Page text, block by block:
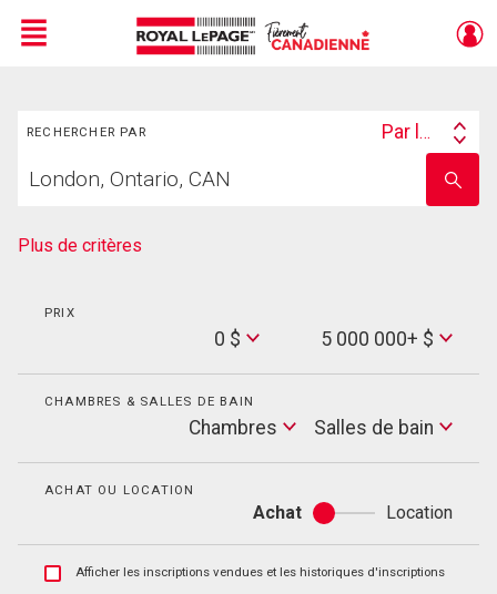
Menu
RECHERCHER PAR
Search
Par lieu
votre
nom
Plus de critères
PRIX
0 $
Max
Price
5 000 000+ $
CHAMBRES & SALLES DE BAIN
Chambres
Salles
de
Salles de bain
ACHAT OU LOCATION
Achat
Achat
ou
location
Location
AfficherAfficher les inscriptions vendues et les historiques d'inscriptions